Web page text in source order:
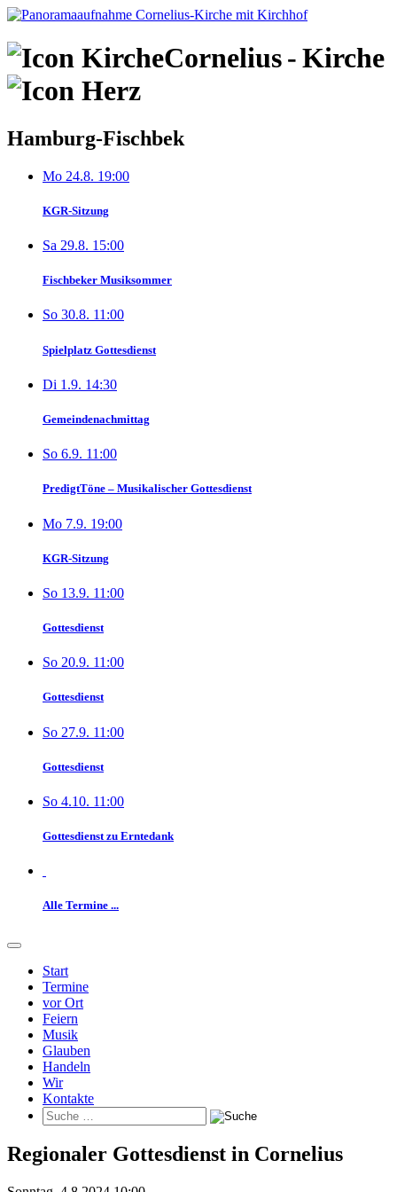
Skip
content
Cornelius-Kirche
Hamburg-Fischbek
Mo 24.8. 19:00
KGR-Sitzung
Sa 29.8. 15:00
Fischbeker Musiksommer
So 30.8. 11:00
Spielplatz Gottesdienst
Di 1.9. 14:30
Gemeindenachmittag
So 6.9. 11:00
PredigtTöne – Musikalischer Gottesdienst
Mo 7.9. 19:00
KGR-Sitzung
So 13.9. 11:00
Gottesdienst
So 20.9. 11:00
Gottesdienst
So 27.9. 11:00
Gottesdienst
So 4.10. 11:00
Gottesdienst zu Erntedank
Alle Termine ...
Start
Termine
vor Ort
Feiern
Musik
Glauben
Handeln
Wir
Kontakte
Regionaler Gottesdienst in Cornelius